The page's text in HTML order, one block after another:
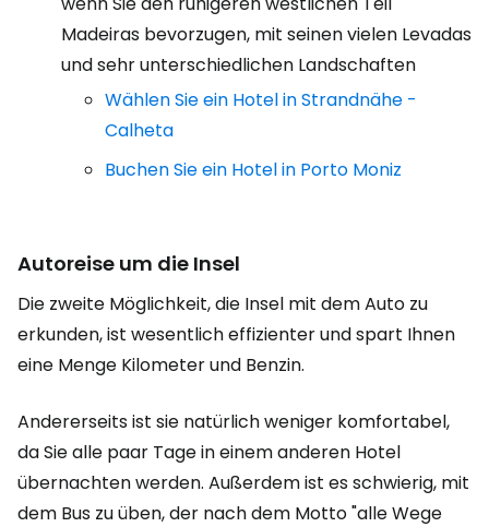
Madeiras bevorzugen, mit seinen vielen Levadas
und sehr unterschiedlichen Landschaften
Wählen Sie ein Hotel in Strandnähe -
Calheta
Buchen Sie ein Hotel in Porto Moniz
Autoreise um die Insel
Die zweite Möglichkeit, die Insel mit dem Auto zu
erkunden, ist wesentlich effizienter und spart Ihnen
eine Menge Kilometer und Benzin.
Andererseits ist sie natürlich weniger komfortabel,
da Sie alle paar Tage in einem anderen Hotel
übernachten werden. Außerdem ist es schwierig, mit
dem Bus zu üben, der nach dem Motto "alle Wege